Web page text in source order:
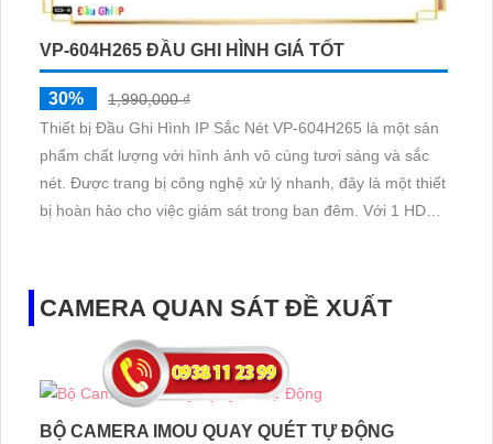
VP-604H265 ĐẦU GHI HÌNH GIÁ TỐT
30%
1,990,000 ₫
Thiết bị Đầu Ghi Hình IP Sắc Nét VP-604H265 là một sản
phẩm chất lượng với hình ảnh vô cùng tươi sáng và sắc
nét. Được trang bị công nghệ xử lý nhanh, đây là một thiết
bị hoàn hảo cho việc giám sát trong ban đêm. Với 1 HDD,
CAMERA QUAN SÁT ĐỀ XUẤT
BỘ CAMERA IMOU QUAY QUÉT TỰ ĐỘNG